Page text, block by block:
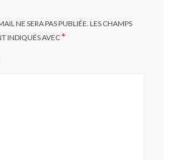
NE SERA PAS PUBLIÉE. LES CHAMPS
INDIQUÉS AVEC*